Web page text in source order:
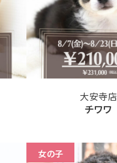
大安寺店
チワワ
女の子